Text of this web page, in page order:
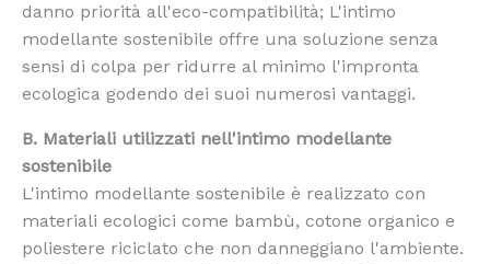
danno priorità all'eco-compatibilità; L'intimo
modellante sostenibile offre una soluzione senza
sensi di colpa per ridurre al minimo l'impronta
ecologica godendo dei suoi numerosi vantaggi.
B. Materiali utilizzati nell'intimo modellante
sostenibile
L'intimo modellante sostenibile è realizzato con
materiali ecologici come bambù, cotone organico e
poliestere riciclato che non danneggiano l'ambiente.